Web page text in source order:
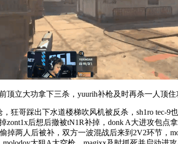
立大功拿下三杀，yuurih补枪及时再杀一人顶住
哥踩出下水道楼梯吹风机被反杀，sh1ro tec-9
zont1x后想后撤被tN1R补掉，donk A大进攻包
掉两人后被补，双方一波混战后来到2V2环节，